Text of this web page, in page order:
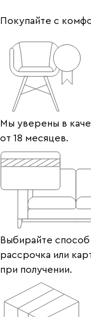
Покупайте с
Мы уверены в
от 18 месяцев.
Выбирайте способ
рассрочка или
при получении.